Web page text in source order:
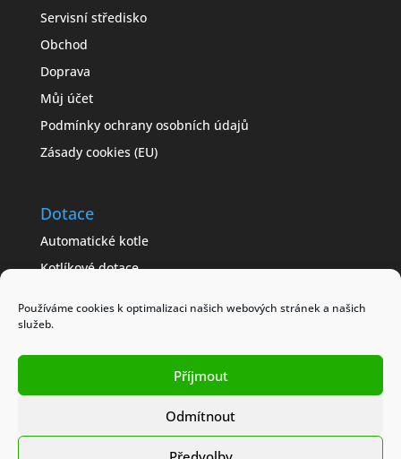
Používáme cookies k optimalizaci našich webových stránek a našich
služeb.
Příjmout
Odmítnout
Servisní středisko
Obchod
Doprava
Můj účet
Podmínky ochrany osobních údajů
Zásady cookies (EU)
Dotace
Automatické kotle
Kotlíkové dotace
Jak získat dotaci